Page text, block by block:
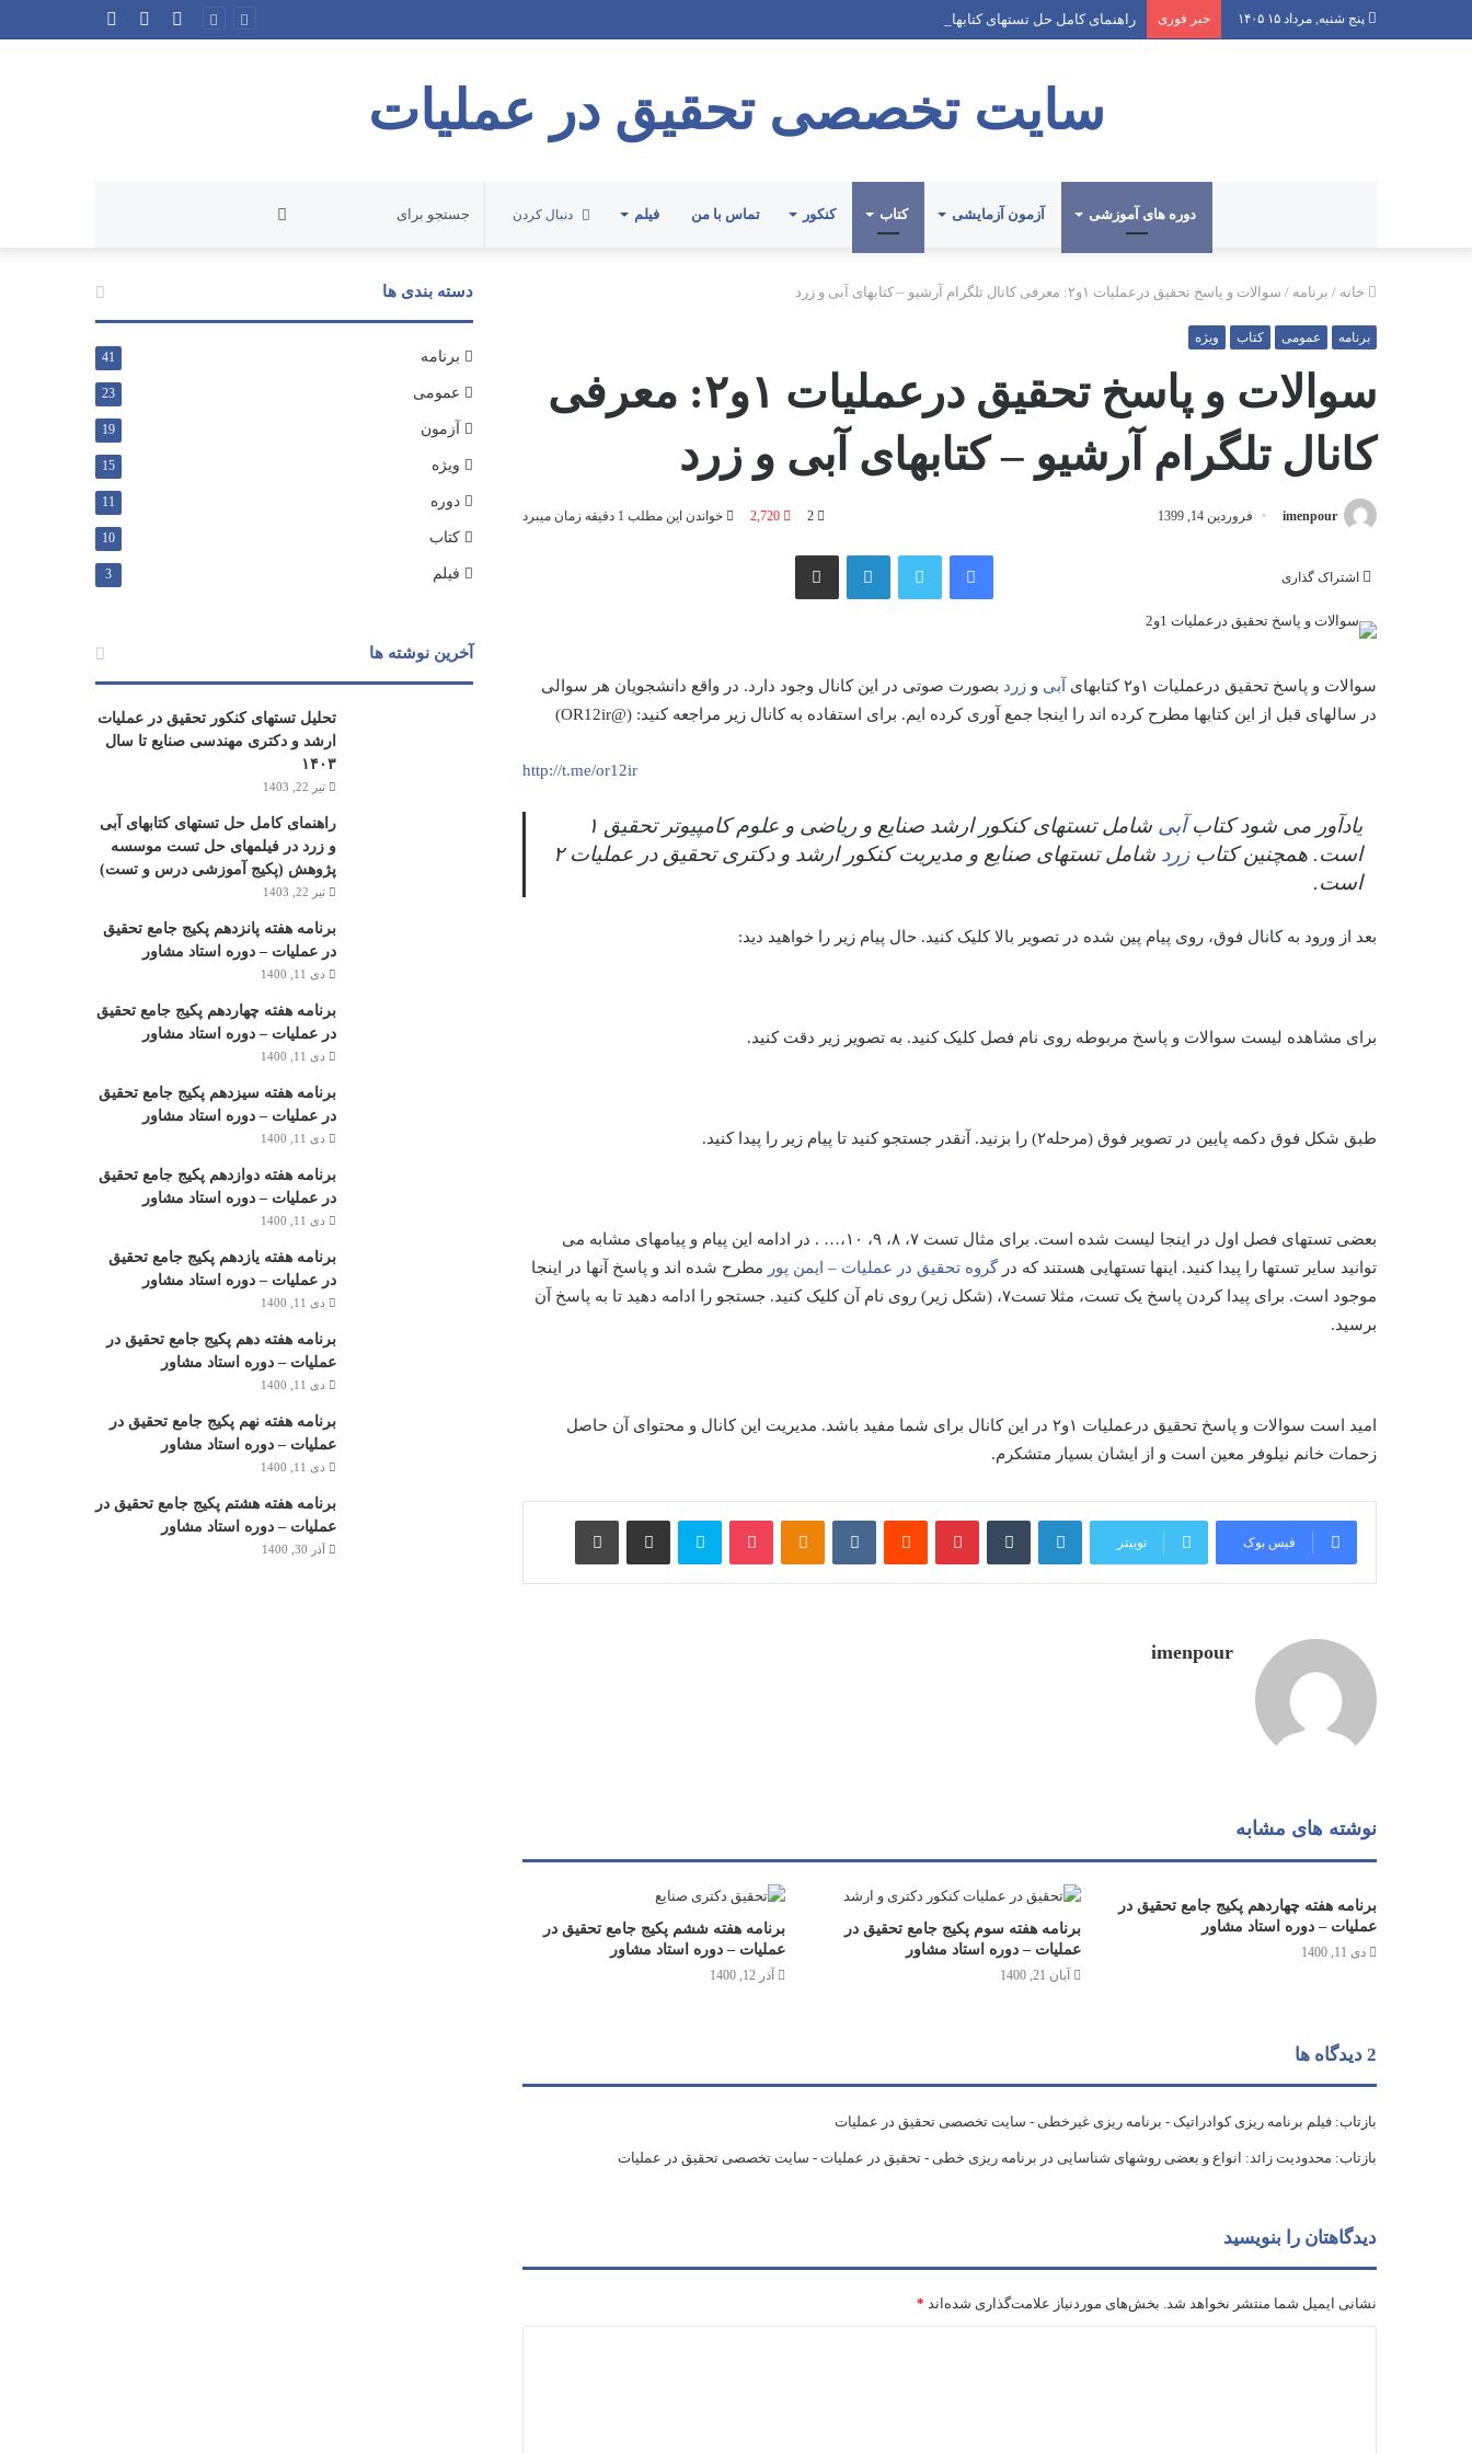
پنج شنبه, مرداد ۱۵ ۱۴۰۵ خبر فوری راهنمای کامل حل تستهای کتابهای آبی و زرد در فیلمهای حل تست موسسه پژوهش (پکیج آموزشی درس و تست) نوشته ورود
سایت تخصصی تحقیق در عملیات
دوره های آموزشی آزمون آزمایشی کتاب کنکور تماس با من فیلم دنبال کردن
خانه / برنامه / سوالات و پاسخ تحقیق درعملیات ۱و۲: معرفی کانال تلگرام آرشیو – کتابهای آبی و زرد
برنامه عمومی کتاب ویژه
سوالات و پاسخ تحقیق درعملیات ۱و۲: معرفی
کانال تلگرام آرشیو – کتابهای آبی و زرد
imenpour فروردین 14, 1399 2
2,720 خواندن این مطلب 1 دقیقه زمان میبرد
اشتراک گذاری
فیس بوک توییتر لینکدین اشتراک گذاری از طریق ایمیل
سوالات و پاسخ تحقیق درعملیات ۱و۲ کتابهای آبی و زرد بصورت صوتی در این کانال وجود دارد. در واقع دانشجویان هر سوالی
در سالهای قبل از این کتابها مطرح کرده اند را اینجا جمع آوری کرده ایم. برای استفاده به کانال زیر مراجعه کنید: (@OR12ir)
http://t.me/or12ir
یادآور می شود کتابآبی
شامل تستهای کنکور ارشد صنایع و ریاضی و علوم کامپیوتر تحقیق ۱
است. همچنین کتابزرد
شامل تستهای صنایع و مدیریت کنکور ارشد و دکتری تحقیق در عملیات ۲
است.
بعد از ورود به کانال فوق، روی پیام پین شده در تصویر بالا کلیک کنید. حال پیام زیر را خواهید دید:
برای مشاهده لیست سوالات و پاسخ مربوطه روی نام فصل کلیک کنید. به تصویر زیر دقت کنید.
طبق شکل فوق دکمه پایین در تصویر فوق (مرحله۲) را بزنید. آنقدر جستجو کنید تا پیام زیر را پیدا کنید.
بعضی تستهای فصل اول در اینجا لیست شده است. برای مثال تست ۷، ۸، ۹، ۱۰،… . در ادامه این پیام و پیامهای مشابه می
توانید سایر تستها را پیدا کنید. اینها تستهایی هستند که درگروه تحقیق در عملیات – ایمن پور مطرح شده اند و پاسخ آنها در اینجا
موجود است. برای پیدا کردن پاسخ یک تست، مثلا تست۷، (شکل زیر) روی نام آن کلیک کنید. جستجو را ادامه دهید تا به پاسخ آن
برسید.
امید است سوالات و پاسخ تحقیق درعملیات ۱و۲ در این کانال برای شما مفید باشد. مدیریت این کانال و محتوای آن حاصل
زحمات خانم نیلوفر معین است و از ایشان بسیار متشکرم.
فیس بوک توییتر
لینکدین ‫تامبلر ‫پین‌ترست‫رددیت ‫VKontakte
‫Odnoklassniki
پاکت اسکایپ اشتراک گذاری از طریق ایمیل چاپ
imenpour
نوشته های مشابه
برنامه هفته چهاردهم پکیج جامع تحقیق در
عملیات – دوره استاد مشاور
دی 11, 1400
برنامه هفته سوم پکیج جامع تحقیق در
عملیات – دوره استاد مشاور
آبان 21, 1400
برنامه هفته ششم پکیج جامع تحقیق در
عملیات – دوره استاد مشاور
آذر 12, 1400
‫2 دیدگاه ها
بازتاب: فیلم برنامه ریزی کوادراتیک - برنامه ریزی غیرخطی - سایت تخصصی تحقیق در عملیات
بازتاب: محدودیت زائد: انواع و بعضی روشهای شناسایی در برنامه ریزی خطی - تحقیق در عملیات - سایت تخصصی تحقیق در عملیات
دیدگاهتان را بنویسید
نشانی ایمیل شما منتشر نخواهد شد. بخش‌های موردنیاز علامت‌گذاری شده‌اند *
دسته بندی ها
برنامه 41
عمومی 23
آزمون 19
ویژه 15
دوره 11
کتاب 10
فیلم 3
آخرین نوشته ها
تحلیل تستهای کنکور تحقیق در عملیات
ارشد و دکتری مهندسی صنایع تا سال
۱۴۰۳
تیر 22, 1403
راهنمای کامل حل تستهای کتابهای آبی
و زرد در فیلمهای حل تست موسسه
پژوهش (پکیج آموزشی درس و تست)
تیر 22, 1403
برنامه هفته پانزدهم پکیج جامع تحقیق
در عملیات – دوره استاد مشاور
دی 11, 1400
برنامه هفته چهاردهم پکیج جامع تحقیق
در عملیات – دوره استاد مشاور
دی 11, 1400
برنامه هفته سیزدهم پکیج جامع تحقیق
در عملیات – دوره استاد مشاور
دی 11, 1400
برنامه هفته دوازدهم پکیج جامع تحقیق
در عملیات – دوره استاد مشاور
دی 11, 1400
برنامه هفته یازدهم پکیج جامع تحقیق
در عملیات – دوره استاد مشاور
دی 11, 1400
برنامه هفته دهم پکیج جامع تحقیق در
عملیات – دوره استاد مشاور
دی 11, 1400
برنامه هفته نهم پکیج جامع تحقیق در
عملیات – دوره استاد مشاور
دی 11, 1400
برنامه هفته هشتم پکیج جامع تحقیق در
عملیات – دوره استاد مشاور
آذر 30, 1400